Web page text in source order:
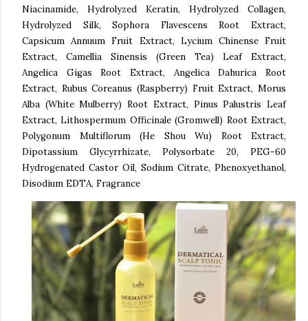
Niacinamide, Hydrolyzed Keratin, Hydrolyzed Collagen,
Hydrolyzed Silk, Sophora Flavescens Root Extract,
Capsicum Annuum Fruit Extract, Lycium Chinense Fruit
Extract, Camellia Sinensis (Green Tea) Leaf Extract,
Angelica Gigas Root Extract, Angelica Dahurica Root
Extract, Rubus Coreanus (Raspberry) Fruit Extract, Morus
Alba (White Mulberry) Root Extract, Pinus Palustris Leaf
Extract, Lithospermum Officinale (Gromwell) Root Extract,
Polygonum Multiflorum (He Shou Wu) Root Extract,
Dipotassium Glycyrrhizate, Polysorbate 20, PEG-60
Hydrogenated Castor Oil, Sodium Citrate, Phenoxyethanol,
Disodium EDTA, Fragrance